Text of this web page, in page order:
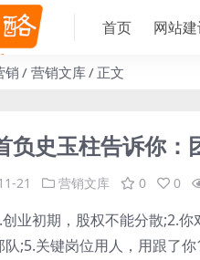
首页 网站
销 营销文库 正文
负史玉柱告诉你
21 营销文库 0 0
业初期，股权不能分散;2.
队;5.关键岗位用人，用跟了